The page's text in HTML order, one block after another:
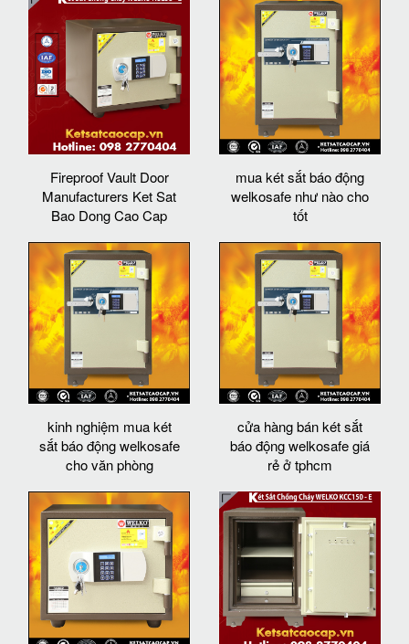
Fireproof Vault Door
Manufacturers Ket Sat
Bao Dong Cao Cap
mua két sắt báo động
welkosafe như nào cho
tốt
kinh nghiệm mua két
sắt báo động welkosafe
cho văn phòng
cửa hàng bán két sắt
báo động welkosafe giá
rẻ ở tphcm